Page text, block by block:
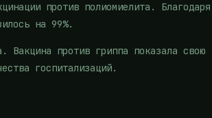
против полиомиелита. Благодаря
на 99%.
Вакцина против гриппа показала свою
госпитализаций.